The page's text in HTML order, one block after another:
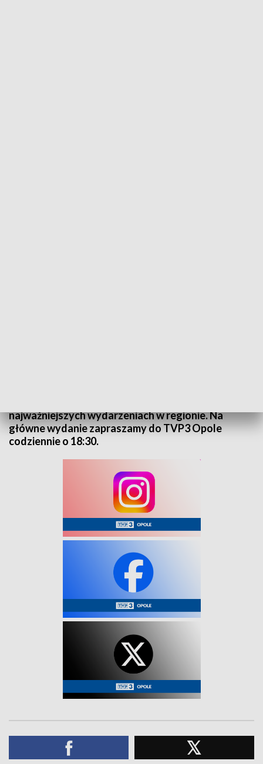
najważniejszych wydarzeniach w regionie. Na
główne wydanie zapraszamy do TVP3 Opole
codziennie o 18:30.